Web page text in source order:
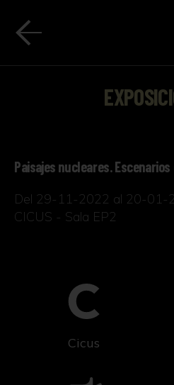
Paisajes nucleares.
Del 29-11-2022 al 20-01-
CICUS - Sala EP2
Cicus